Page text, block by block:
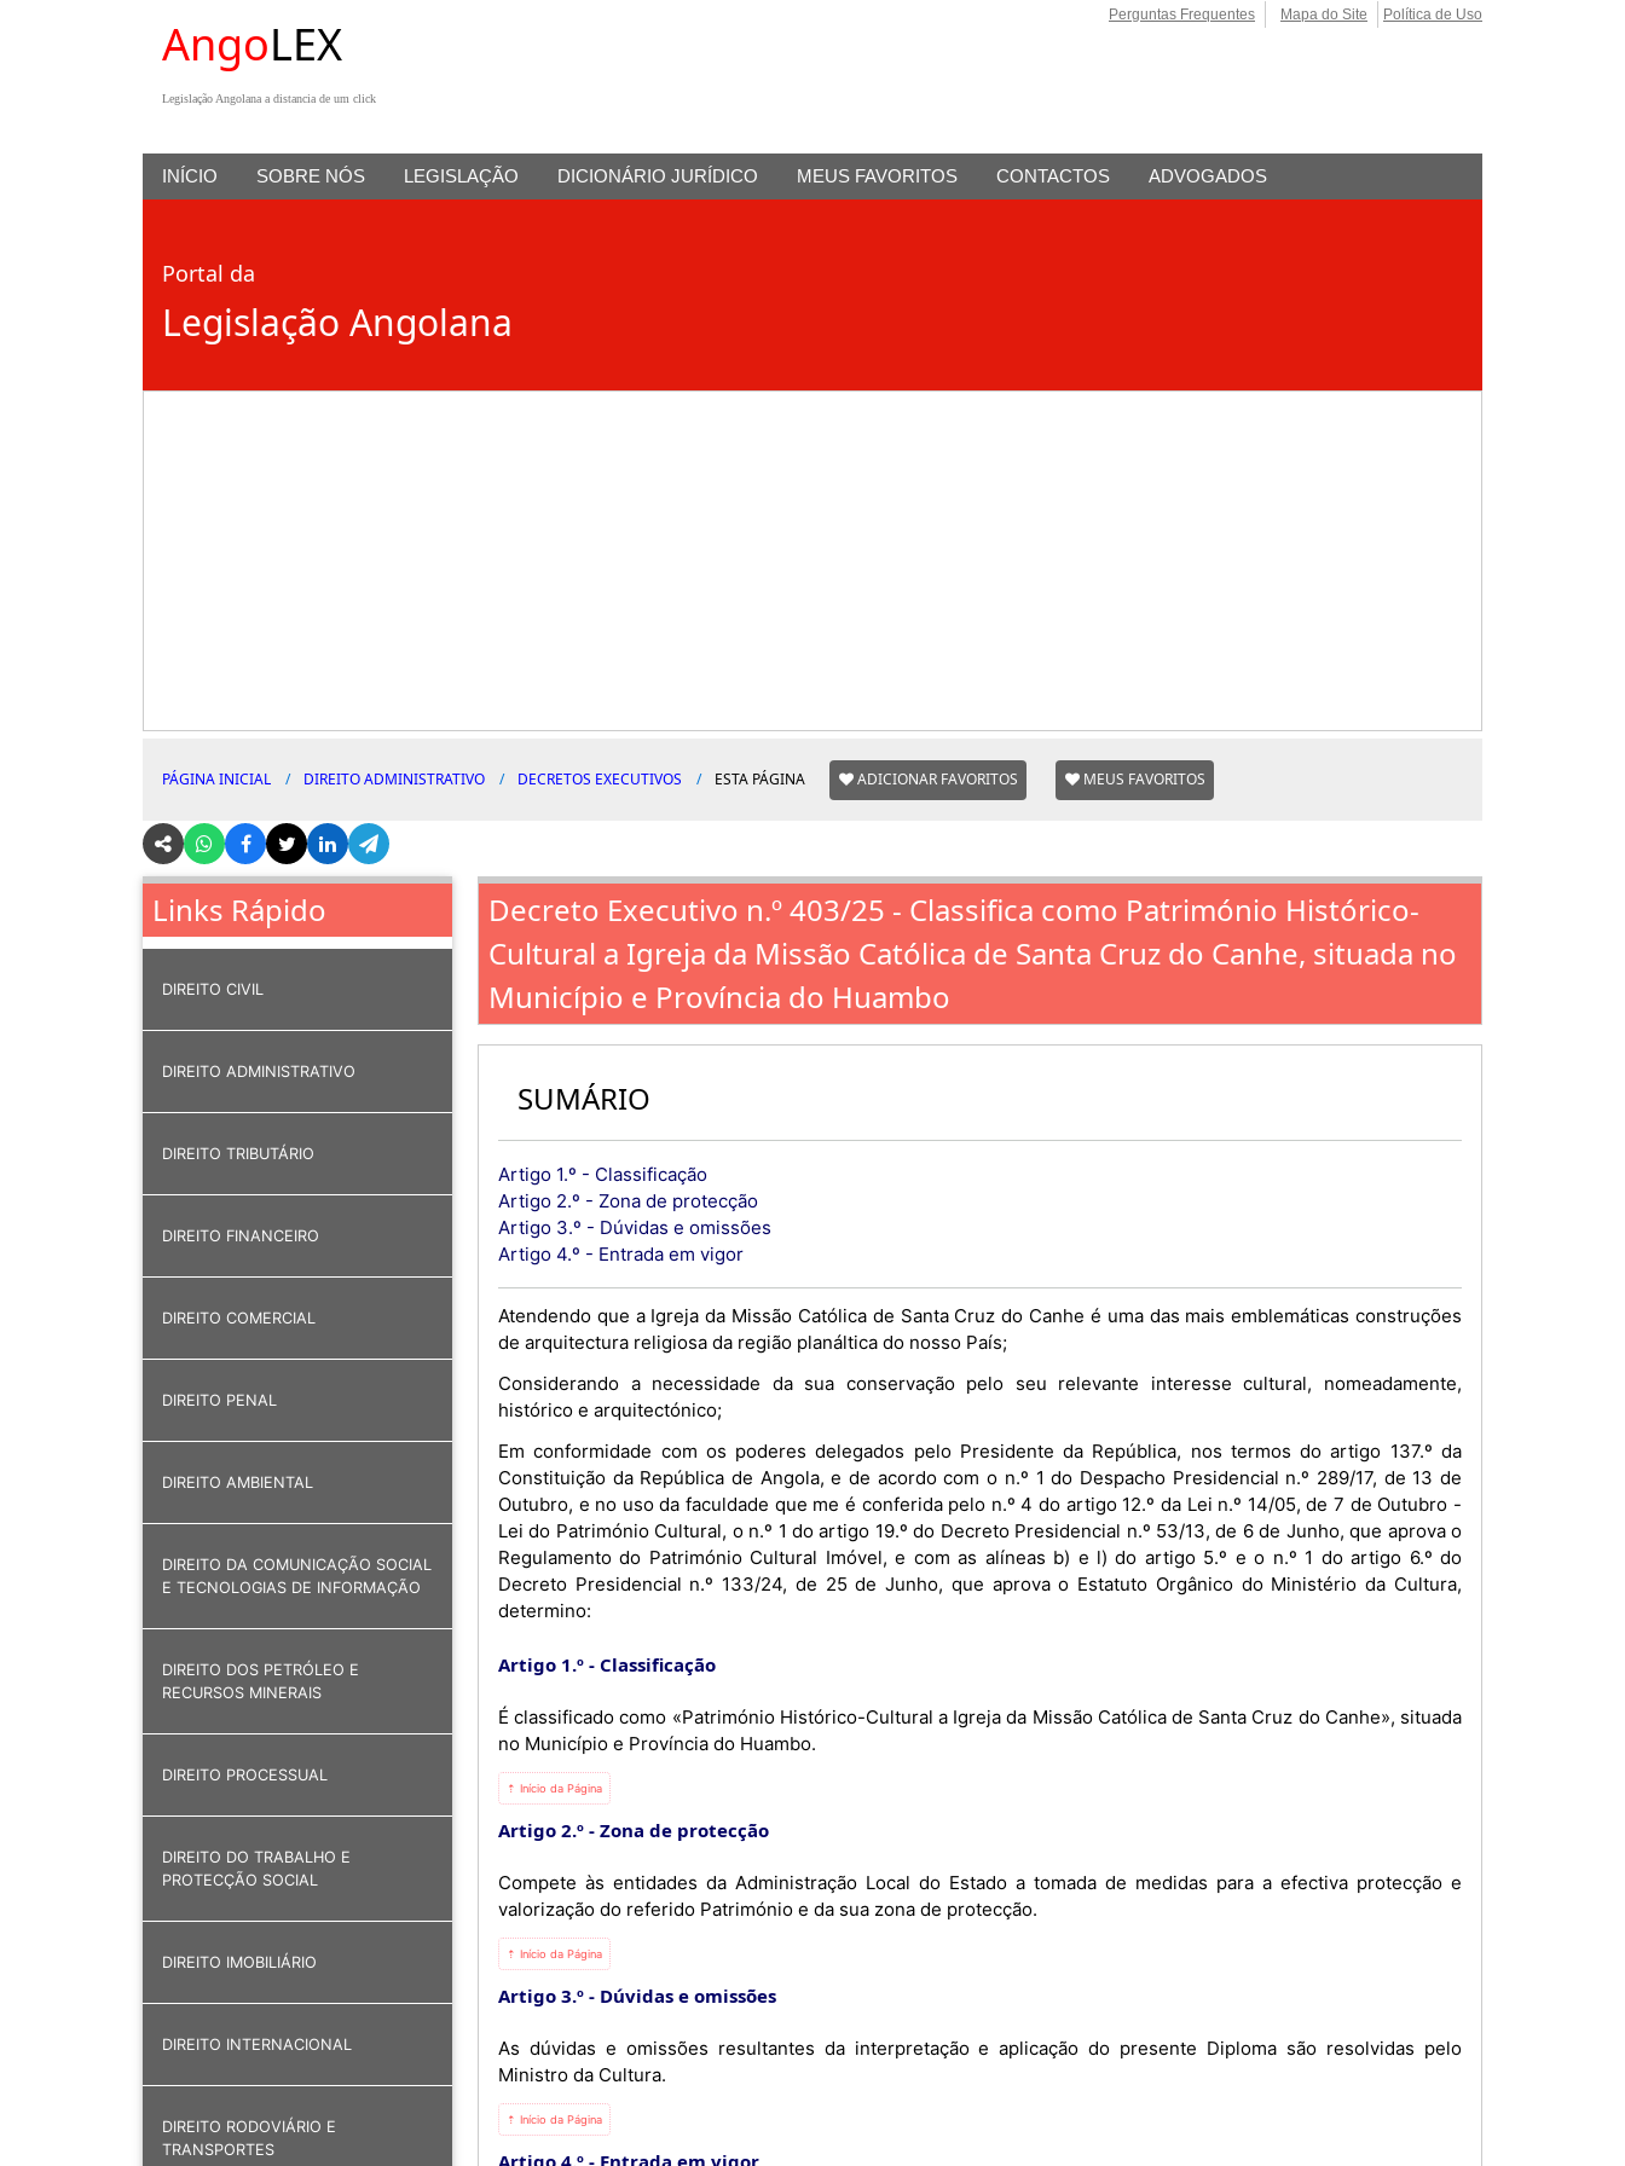
AngoLEX
Legislação Angolana a distancia de um click
Perguntas Frequentes Mapa do Site Política de Uso
INÍCIO SOBRE NÓS LEGISLAÇÃO DICIONÁRIO JURÍDICO MEUS FAVORITOS CONTACTOS ADVOGADOS
Portal da
Legislação Angolana
PÁGINA INICIAL DIREITO ADMINISTRATIVO DECRETOS EXECUTIVOS ESTA PÁGINA ADICIONAR FAVORITOS MEUS FAVORITOS
Links Rápido
DIREITO CIVIL
DIREITO ADMINISTRATIVO
DIREITO TRIBUTÁRIO
DIREITO FINANCEIRO
DIREITO COMERCIAL
DIREITO PENAL
DIREITO AMBIENTAL
DIREITO DA COMUNICAÇÃO SOCIAL
E TECNOLOGIAS DE INFORMAÇÃO
DIREITO DOS PETRÓLEO E
RECURSOS MINERAIS
DIREITO PROCESSUAL
DIREITO DO TRABALHO E
PROTECÇÃO SOCIAL
DIREITO IMOBILIÁRIO
DIREITO INTERNACIONAL
DIREITO RODOVIÁRIO E
TRANSPORTES
Decreto Executivo n.º 403/25 - Classifica como Património Histórico-
Cultural a Igreja da Missão Católica de Santa Cruz do Canhe, situada no
Município e Província do Huambo
SUMÁRIO
Artigo 1.º - Classificação
Artigo 2.º - Zona de protecção
Artigo 3.º - Dúvidas e omissões
Artigo 4.º - Entrada em vigor
Atendendo que a Igreja da Missão Católica de Santa Cruz do Canhe é uma das mais emblemáticas construções
de arquitectura religiosa da região planáltica do nosso País;
Considerando a necessidade da sua conservação pelo seu relevante interesse cultural, nomeadamente,
histórico e arquitectónico;
Em conformidade com os poderes delegados pelo Presidente da República, nos termos do artigo 137.º da
Constituição da República de Angola, e de acordo com o n.º 1 do Despacho Presidencial n.º 289/17, de 13 de
Outubro, e no uso da faculdade que me é conferida pelo n.º 4 do artigo 12.º da Lei n.º 14/05, de 7 de Outubro -
Lei do Património Cultural, o n.º 1 do artigo 19.º do Decreto Presidencial n.º 53/13, de 6 de Junho, que aprova o
Regulamento do Património Cultural Imóvel, e com as alíneas b) e l) do artigo 5.º e o n.º 1 do artigo 6.º do
Decreto Presidencial n.º 133/24, de 25 de Junho, que aprova o Estatuto Orgânico do Ministério da Cultura,
determino:
Artigo 1.º Classificação
É classificado como «Património Histórico-Cultural a Igreja da Missão Católica de Santa Cruz do Canhe», situada
no Município e Província do Huambo.
⇡ Início da Página
Artigo 2.º Zona de protecção
Compete às entidades da Administração Local do Estado a tomada de medidas para a efectiva protecção e
valorização do referido Património e da sua zona de protecção.
⇡ Início da Página
Artigo 3.º Dúvidas e omissões
As dúvidas e omissões resultantes da interpretação e aplicação do presente Diploma são resolvidas pelo
Ministro da Cultura.
⇡ Início da Página
Artigo 4.º Entrada em vigor